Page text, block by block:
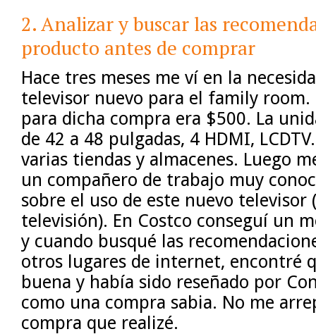
2. Analizar y buscar las
producto antes de comprar
Hace tres meses me ví en la
televisor nuevo para el family
para dicha compra era $500. La
de 42 a 48 pulgadas, 4 HDMI,
varias tiendas y almacenes. Luego
un compañero de trabajo muy
sobre el uso de este nuevo televisor
televisión). En Costco conseguí un
y cuando busqué las
otros lugares de internet, encontré
buena y había sido reseñado por
como una compra sabia. No me
compra que realizé.